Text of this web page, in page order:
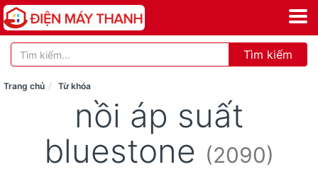
Tìm kiếm
Trang chủ Từ khóa
nồi áp suất
bluestone (2090)